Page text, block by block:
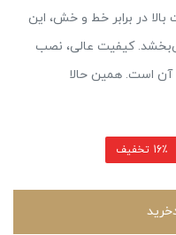
در برابر خط و خش، این
کیفیت عالی، نصب
آن است. همین حالا
16٪ تخفیف